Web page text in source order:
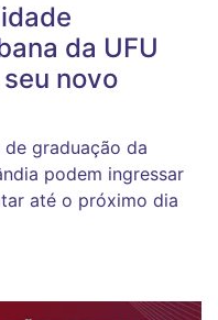
da UFU
novo
graduação da
podem ingressar
até o próximo dia